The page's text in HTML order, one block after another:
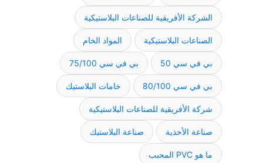
الشركة الأفريقية للصناعات البلاستيكية
الصناعات البلاستيكية المواد الخام
بي في سي 50 بي في سي 75/100
بي في سي 80/100 خامات البلاستيك
شركة الأفريقية للصناعات البلاستيكية
صناعة الأحذية صناعة البلاستيك
ما هو PVC المحبب